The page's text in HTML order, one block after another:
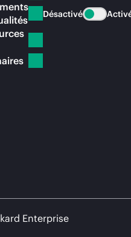
Désactivé
Enterprise